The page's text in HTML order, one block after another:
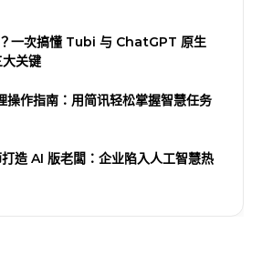
一次搞懂 Tubi 与 ChatGPT 原生
关键
作指南：用简讯轻松掌握智慧任务
造 AI 版老闆：企业陷入人工智慧热